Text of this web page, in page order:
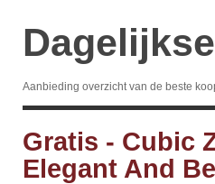
Aanbieding overzicht van de beste
Gratis - Cubic
Elegant And